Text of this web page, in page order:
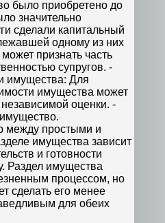
было приобретено до
значительно
сделали капитальный
одному из них
признать часть
супругов. -
имущества: Для
имущества может
оценки. -
между простыми и
имущества зависит
и готовности
Раздел имущества
процессом, но
сделать его менее
для обеих